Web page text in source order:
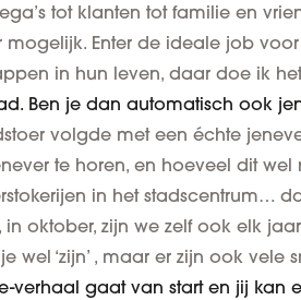
tot klanten tot familie en
Enter de ideale job
in hun leven, daar doe ik het
Ben je dan automatisch ook
volgde met een échte
te horen, en hoeveel dit wel
in het stadscentrum…
oktober, zijn we zelf ook elk
‘zijn’ , maar er zijn ook vele
verhaal gaat van start en jij kan